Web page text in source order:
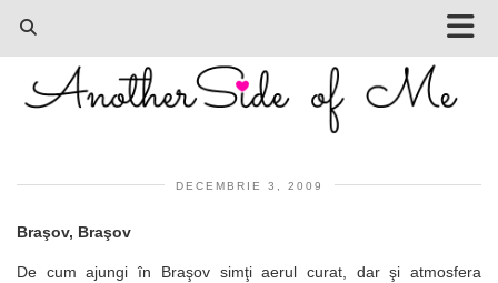
DECEMBRIE 3, 2009
Braşov, Braşov
De cum ajungi în Braşov simţi aerul curat, dar şi atmosfera